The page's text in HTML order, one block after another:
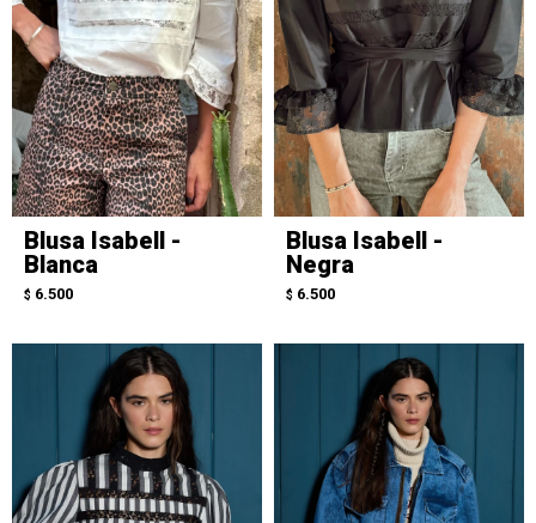
Blusa Isabell -
Blanca
$ 6.500
Blusa Isabell -
Negra
$ 6.500